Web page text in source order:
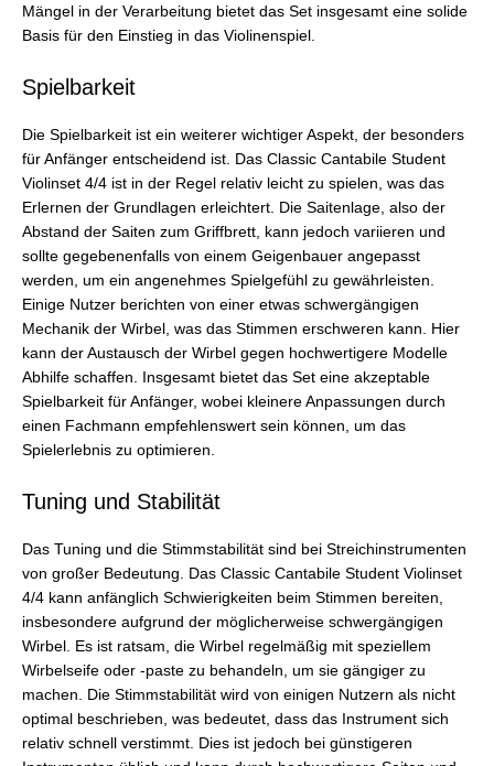
Mängel in der Verarbeitung bietet das Set insgesamt eine solide
Basis für den Einstieg in das Violinenspiel.
Spielbarkeit
Die Spielbarkeit ist ein weiterer wichtiger Aspekt, der besonders
für Anfänger entscheidend ist. Das Classic Cantabile Student
Violinset 4/4 ist in der Regel relativ leicht zu spielen, was das
Erlernen der Grundlagen erleichtert. Die Saitenlage, also der
Abstand der Saiten zum Griffbrett, kann jedoch variieren und
sollte gegebenenfalls von einem Geigenbauer angepasst
werden, um ein angenehmes Spielgefühl zu gewährleisten.
Einige Nutzer berichten von einer etwas schwergängigen
Mechanik der Wirbel, was das Stimmen erschweren kann. Hier
kann der Austausch der Wirbel gegen hochwertigere Modelle
Abhilfe schaffen. Insgesamt bietet das Set eine akzeptable
Spielbarkeit für Anfänger, wobei kleinere Anpassungen durch
einen Fachmann empfehlenswert sein können, um das
Spielerlebnis zu optimieren.
Tuning und Stabilität
Das Tuning und die Stimmstabilität sind bei Streichinstrumenten
von großer Bedeutung. Das Classic Cantabile Student Violinset
4/4 kann anfänglich Schwierigkeiten beim Stimmen bereiten,
insbesondere aufgrund der möglicherweise schwergängigen
Wirbel. Es ist ratsam, die Wirbel regelmäßig mit speziellem
Wirbelseife oder -paste zu behandeln, um sie gängiger zu
machen. Die Stimmstabilität wird von einigen Nutzern als nicht
optimal beschrieben, was bedeutet, dass das Instrument sich
relativ schnell verstimmt. Dies ist jedoch bei günstigeren